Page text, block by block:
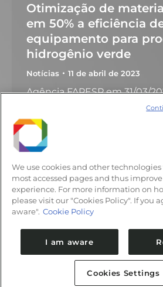
Otimização de
em 50% a eficiência
equipamento para
hidrogênio verde
Notícias 11 de abril de 2023
Agência FAPESP em 31/03/
FAPESP* – Embora seja
energia renovável e que não
quando é utilizada, o
dos casos – não pode ser
combustível “verde”, pois os
usados para produzi-lo são
gases do efeito estufa. Uma
capazes de…
We use cookies and other
most accessed pages and thus
experience. For more information on
please visit our "Cookies Policy". If you
aware". Cookie Policy
I am aware
Cookies Settings